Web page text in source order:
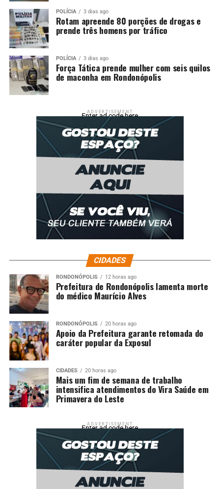
POLÍCIA 3 dias ago
Rotam apreende 80 porções de drogas e
prende três homens por tráfico
POLÍCIA 3 dias ago
Força Tática prende mulher com seis quilos
de maconha em Rondonópolis
ADVERTISEMENT
Enter ad code here
CIDADES
RONDONÓPOLIS 12 horas ago
Prefeitura de Rondonópolis lamenta morte
do médico Maurício Alves
RONDONÓPOLIS 20 horas ago
Apoio da Prefeitura garante retomada do
caráter popular da Exposul
CIDADES 20 horas ago
Mais um fim de semana de trabalho
intensifica atendimentos do Vira Saúde em
Primavera do Leste
ADVERTISEMENT
Enter ad code here